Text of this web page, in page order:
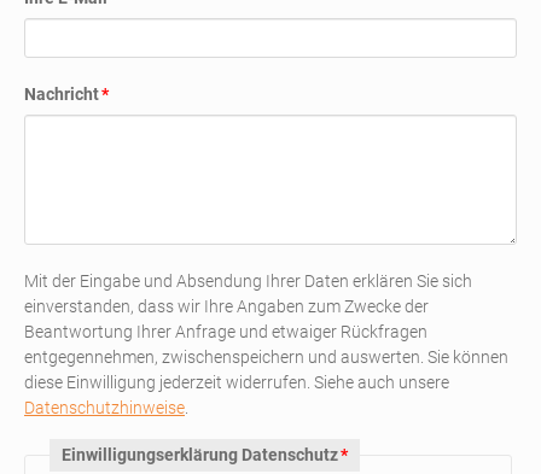
Pflichtfeld
Nachricht*
Mit der Eingabe und Absendung Ihrer Daten erklären Sie sich
einverstanden, dass wir Ihre Angaben zum Zwecke der
Beantwortung Ihrer Anfrage und etwaiger Rückfragen
entgegennehmen, zwischenspeichern und auswerten. Sie können
diese Einwilligung jederzeit widerrufen. Siehe auch unsere
Datenschutzhinweise
Pflichtfeld
Einwilligungserklärung Datenschutz*